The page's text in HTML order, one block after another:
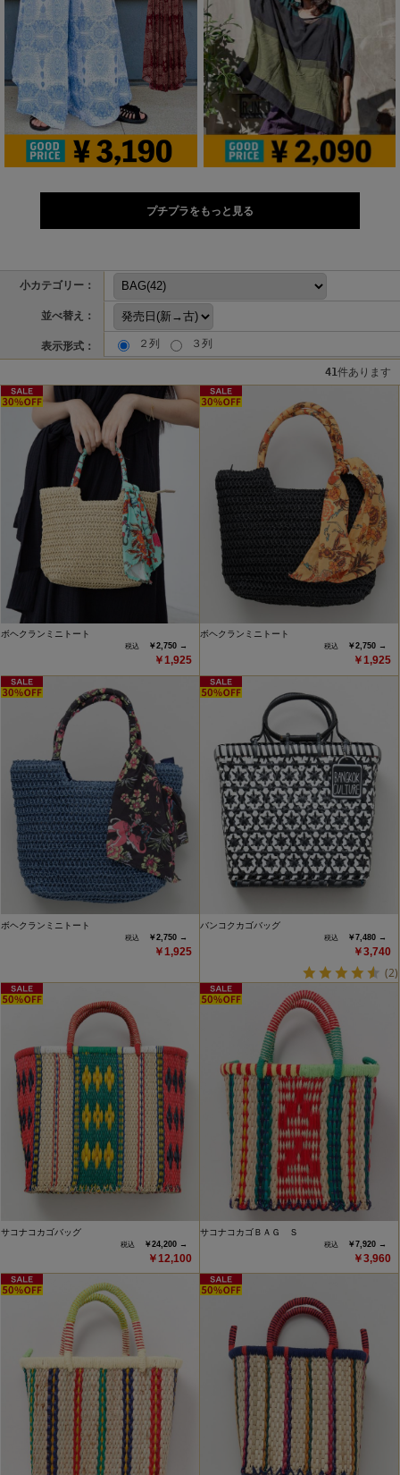
プチプラをもっと見る
小カテゴリー：
並べ替え：
表示形式： ２列 ３列
41件あります
ボヘクランミニトート
￥2,750 →
￥1,925
ボヘクランミニトート
￥2,750 →
￥1,925
ボヘクランミニトート
￥2,750 →
￥1,925
バンコクカゴバッグ
￥7,480 →
￥3,740
(2)
サコナコカゴバッグ
￥24,200 →
￥12,100
サコナコカゴＢＡＧ Ｓ
￥7,920 →
￥3,960